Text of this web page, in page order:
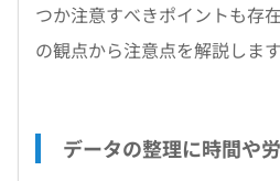
つか注意すべきポイントも存
の観点から注意点を解説します
データの整理に時間や